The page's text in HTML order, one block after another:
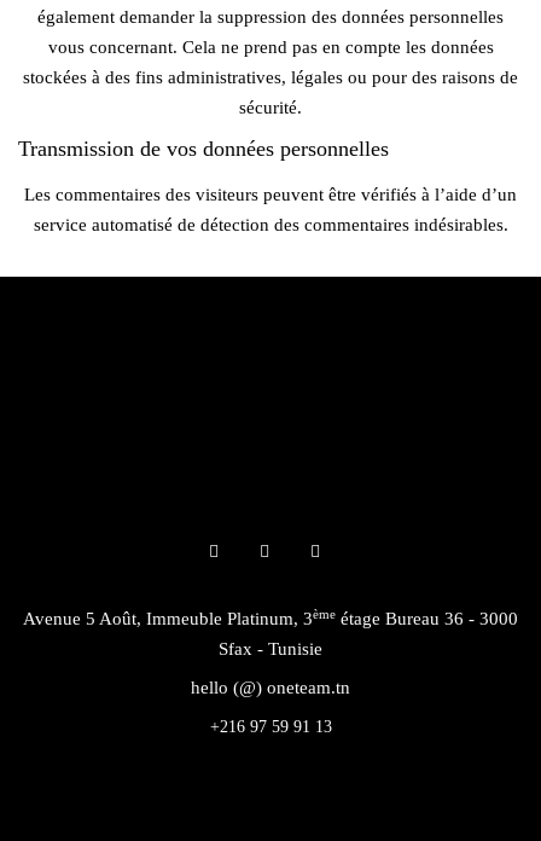
également demander la suppression des données personnelles
vous concernant. Cela ne prend pas en compte les données
stockées à des fins administratives, légales ou pour des raisons de
sécurité.
Transmission de vos données personnelles
Les commentaires des visiteurs peuvent être vérifiés à l’aide d’un
service automatisé de détection des commentaires indésirables.
Avenue 5 Août, Immeuble Platinum, 3ème étage Bureau 36 - 3000
Sfax - Tunisie
hello (@) oneteam.tn
+216 97 59 91 13